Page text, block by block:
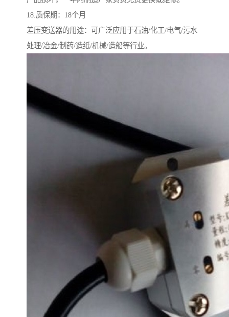
18.质保期：18个月
差压变送器的用途：可广泛应用于石油/化工/电气/污水
处理/冶金/制药/造纸/机械/造船等行业。